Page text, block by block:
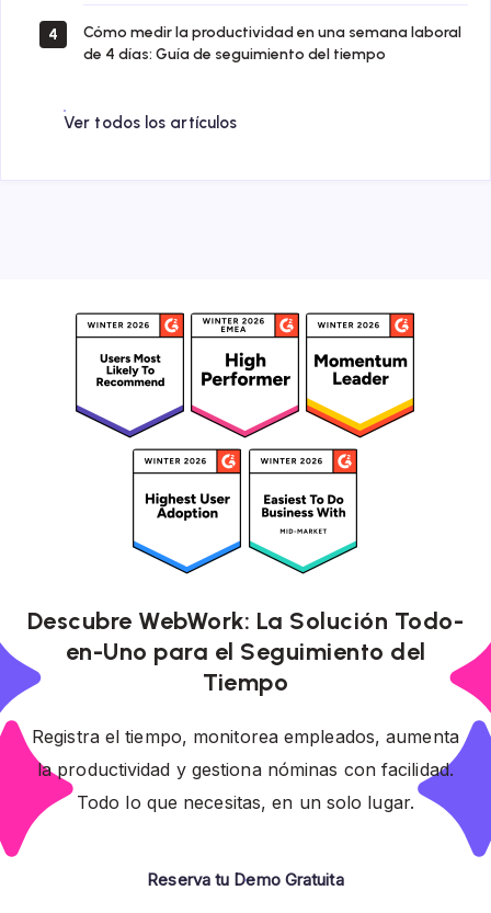
4
Cómo medir la productividad en una semana laboral
de 4 días: Guía de seguimiento del tiempo
Ver todos los artículos
Descubre WebWork: La Solución Todo-
en-Uno para el Seguimiento del
Tiempo
Registra el tiempo, monitorea empleados, aumenta
la productividad y gestiona nóminas con facilidad.
Todo lo que necesitas, en un solo lugar.
Reserva tu Demo Gratuita